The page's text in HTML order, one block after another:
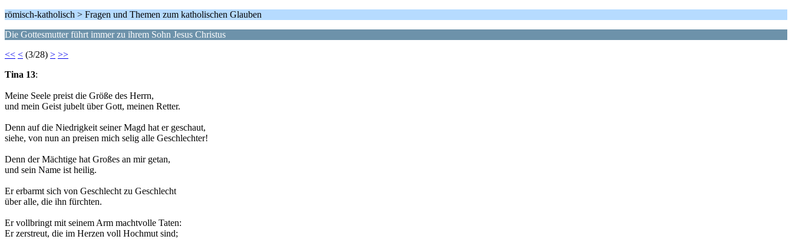
römisch-katholisch > Fragen und Themen zum katholischen Glauben
Die Gottesmutter führt immer zu ihrem Sohn Jesus Christus
<< < (3/28) > >>
Tina 13:
Meine Seele preist die Größe des Herrn,
und mein Geist jubelt über Gott, meinen Retter.
Denn auf die Niedrigkeit seiner Magd hat er geschaut,
siehe, von nun an preisen mich selig alle Geschlechter!
Denn der Mächtige hat Großes an mir getan,
und sein Name ist heilig.
Er erbarmt sich von Geschlecht zu Geschlecht
über alle, die ihn fürchten.
Er vollbringt mit seinem Arm machtvolle Taten:
Er zerstreut, die im Herzen voll Hochmut sind;